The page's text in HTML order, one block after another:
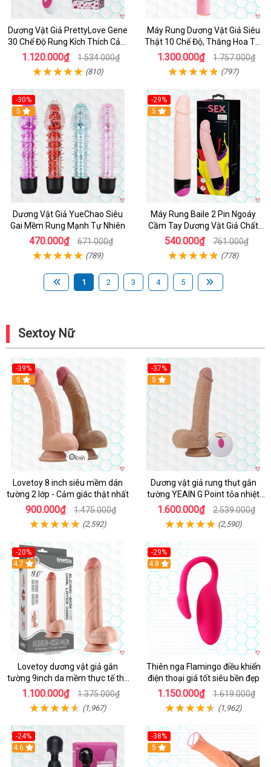
Dương Vật Giả PrettyLove Gene
30 Chế Độ Rung Kích Thích Cảm
Biến Âm Thanh
1.120.000₫ 1.534.000₫
(810)
Máy Rung Dương Vật Giả Siêu
Thật 10 Chế Độ, Thăng Hoa Tối
Ưu
1.300.000₫ 1.757.000₫
(797)
-30%
Hot
5
Dương Vật Giả YueChao Siêu
Gai Mềm Rung Mạnh Tự Nhiên
470.000₫ 671.000₫
(789)
-29%
Hot
5
Máy Rung Baile 2 Pin Ngoáy
Cầm Tay Dương Vật Giả Chất
Lượng
540.000₫ 761.000₫
(778)
1 2 3 4 5
Sextoy Nữ
-39%
Hot
5
Lovetoy 8 inch siêu mềm dán
tường 2 lớp - Cảm giác thật nhất
900.000₫ 1.475.000₫
(2,592)
-37%
5
Dương vật giả rung thụt gắn
tường YEAIN G Point tỏa nhiệt
điều khiển từ xa
1.600.000₫ 2.539.000₫
(2,590)
-20%
Hot
4.7
Lovetoy dương vật giả gắn
tường 9inch da mềm thực tế thú
vị
1.100.000₫ 1.375.000₫
(1,967)
-29%
Hot
4.8
Thiên nga Flamingo điều khiển
điện thoại giá tốt siêu bền đẹp
1.150.000₫ 1.619.000₫
(1,962)
-24%
4.6
-38%
Hot
5